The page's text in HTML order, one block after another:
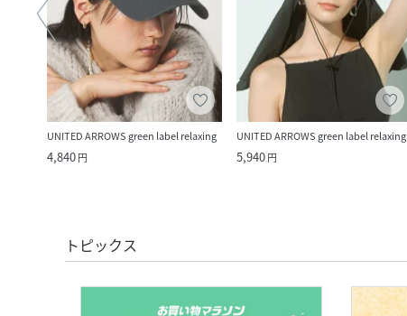
UNITED ARROWS green label relaxing
4,840円
UNITED ARROWS green label relaxing
5,940円
トピックス